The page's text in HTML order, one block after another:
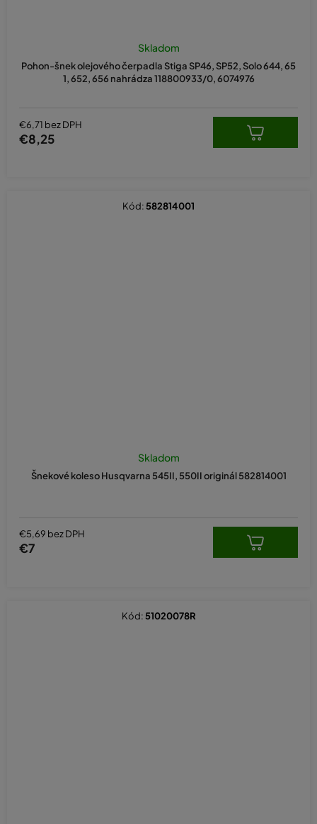
Pohon-šnek olejového čerpadla Stiga SP46, SP52, Solo 644, 65
1, 652, 656 nahrádza 118800933/0, 6074976
Skladom
€6,71 bez DPH
€8,25
Šnekové koleso Husqvarna 545II, 550II originál 582814001
Skladom
€5,69 bez DPH
€7
Kód: 582814001
Kód: 51020078R